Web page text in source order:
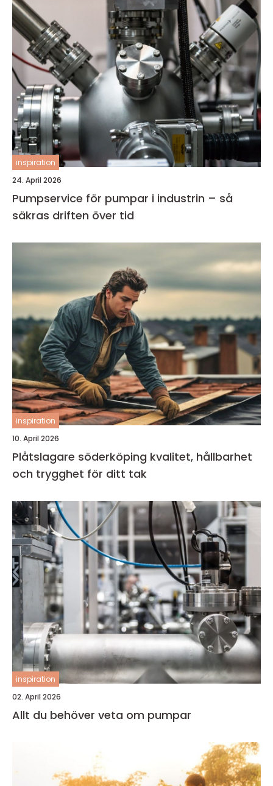
inspiration
24. April 2026
Pumpservice för pumpar i industrin – så
säkras driften över tid
inspiration
10. April 2026
Plåtslagare söderköping kvalitet, hållbarhet
och trygghet för ditt tak
inspiration
02. April 2026
Allt du behöver veta om pumpar